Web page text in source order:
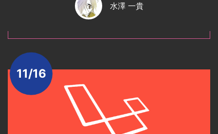
水澤 一貴
11/16